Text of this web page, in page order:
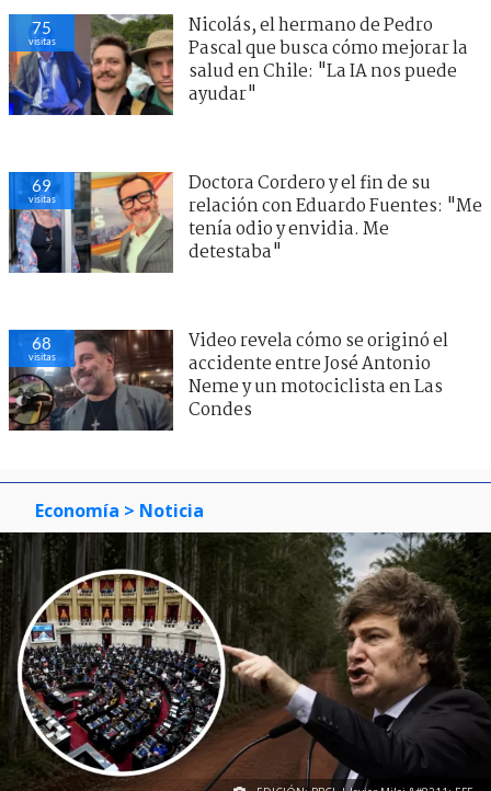
75
visitas
Nicolás, el hermano de Pedro
Pascal que busca cómo mejorar la
salud en Chile: "La IA nos puede
ayudar"
69
visitas
Doctora Cordero y el fin de su
relación con Eduardo Fuentes: "Me
tenía odio y envidia. Me
detestaba"
68
visitas
Video revela cómo se originó el
accidente entre José Antonio
Neme y un motociclista en Las
Condes
Economía > Noticia